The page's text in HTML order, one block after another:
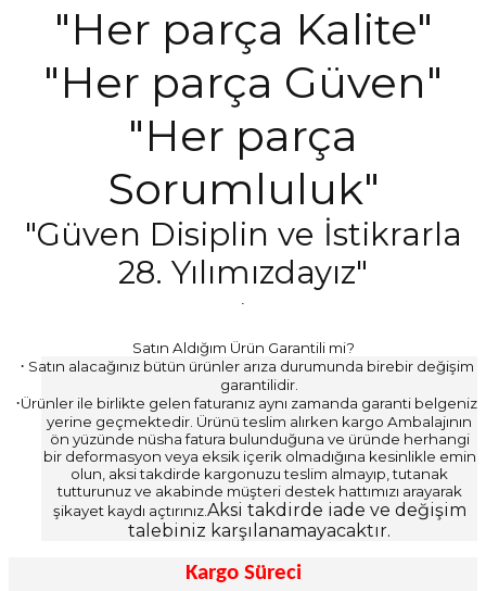
"Her parça Kalite"
"Her parça Güven"
"Her parça
Sorumluluk"
"Güven Disiplin ve İstikrarla
28. Yılımızdayız"
Satın Aldığım Ürün Garantili mi?
· Satın alacağınız bütün ürünler arıza durumunda birebir değişim
garantilidir.
·Ürünler ile birlikte gelen faturanız aynı zamanda garanti belgeniz
yerine geçmektedir. Ürünü teslim alırken kargo Ambalajının
ön yüzünde nüsha fatura bulunduğuna ve üründe herhangi
bir deformasyon veya eksik içerik olmadığına kesinlikle emin
olun, aksi takdirde kargonuzu teslim almayıp, tutanak
tutturunuz ve akabinde müşteri destek hattımızı arayarak
şikayet kaydı açtırınız.Aksi takdirde iade ve değişim
talebiniz karşılanamayacaktır.
Kargo Süreci